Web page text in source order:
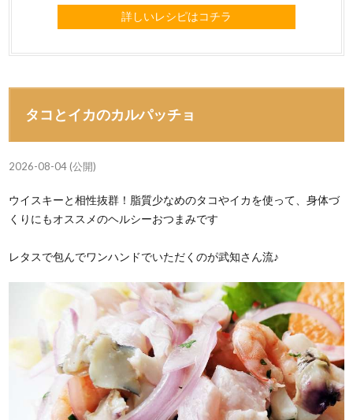
詳しいレシピはコチラ
タコとイカのカルパッチョ
2026-08-04 (公開)
ウイスキーと相性抜群！脂質少なめのタコやイカを使って、身体づ
くりにもオススメのヘルシーおつまみです
レタスで包んでワンハンドでいただくのが武知さん流♪